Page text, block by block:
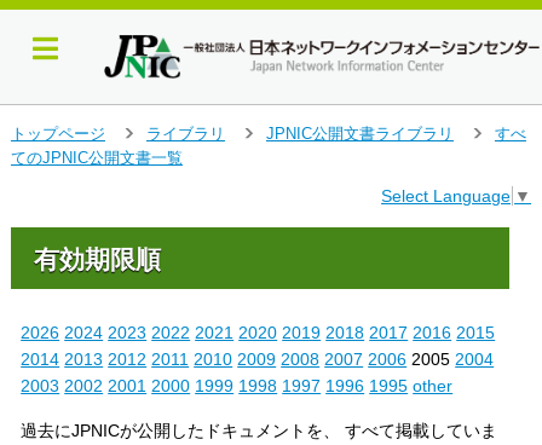
イ
ン
トップページ
＞
ライブラリ
JPNIC公開文書ライブラリ
すべ
てのJPNIC公開文書一覧
Select Language ▼
有効期限順
2026 2024 2023 2022 2021 2020 2019 2018 2017 2016 2015
2014 2013 2012 2011 2010 2009 2008 2007 2006 20052004
2003 2002 2001 2000 1999 1998 1997 1996 1995 other
過去にJPNICが公開したドキュメントを、 すべて掲載していま